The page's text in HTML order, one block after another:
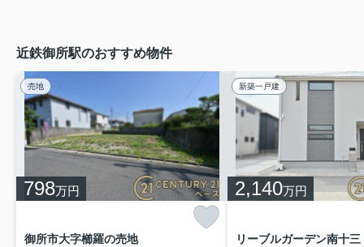
近鉄御所駅のおすすめ物件
売地
798万円
御所市大字櫛羅の売地
新築一戸建
2,140万円